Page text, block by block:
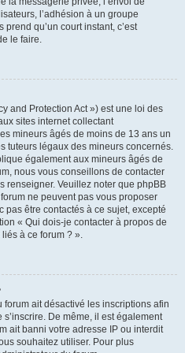
l’adhésion à un groupe
prend qu’un court instant, c’est
le faire.
and Protection Act ») est une loi des
sites internet collectant
mineurs âgés de moins de 13 ans un
tuteurs légaux des mineurs concernés.
également aux mineurs âgés de
nous vous conseillons de contacter
renseigner. Veuillez noter que phpBB
ne peuvent pas vous proposer
pas être contactés à ce sujet, excepté
« Qui dois-je contacter à propos de
à ce forum ? ».
forum ait désactivé les inscriptions afin
De même, il est également
ait banni votre adresse IP ou interdit
souhaitez utiliser. Pour plus